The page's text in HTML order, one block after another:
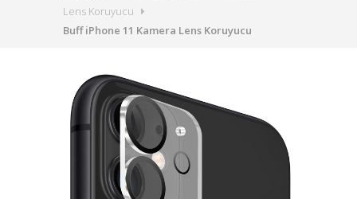
Lens Koruyucu
Buff iPhone 11 Kamera Lens Koruyucu